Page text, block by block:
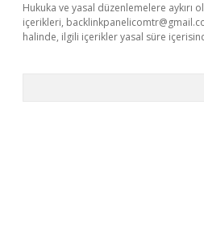
Hukuka ve yasal düzenlemelere aykırı
içerikleri,
halinde, ilgili içerikler yasal süre